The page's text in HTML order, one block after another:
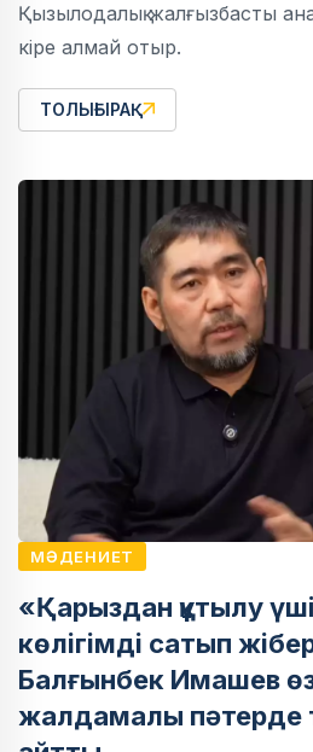
Қызылодалық жалғызбасты
кіре алмай отыр.
ТОЛЫҒЫРАҚ
МӘДЕНИЕТ
«Қарыздан құтылу
көлігімді сатып
Балғынбек Имашев
жалдамалы пәтерде